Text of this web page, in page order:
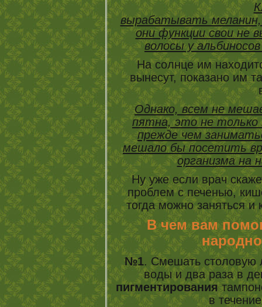
вырабатывать
они функции свои не
волосы у
На солнце им
вынесут, показано им
Однако, всем не
пятна, это не только
прежде чем
мешало бы посетить
организма на
Ну уже если врач
проблем с печенью,
тогда можно заняться
В чем вам
№1. Смешать столовую
воды и два раза в
пигментирования
в